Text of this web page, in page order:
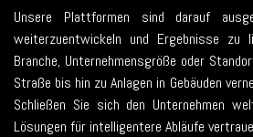
Unsere Plattformen sind darauf
weiterzuentwickeln und Ergebnisse zu
Branche, Unternehmensgröße oder
Straße bis hin zu Anlagen in Gebäuden
Schließen Sie sich den Unternehmen
Lösungen für intelligentere Abläufe